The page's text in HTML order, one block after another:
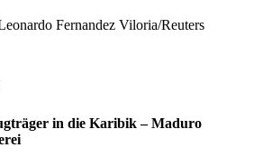
Fernandez Viloria/Reuters
in die Karibik – Maduro